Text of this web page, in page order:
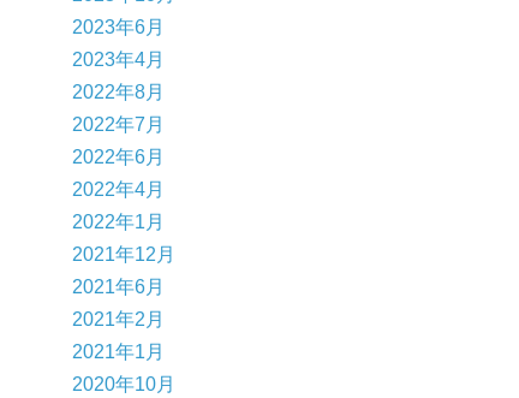
2023年6月
2023年4月
2022年8月
2022年7月
2022年6月
2022年4月
2022年1月
2021年12月
2021年6月
2021年2月
2021年1月
2020年10月